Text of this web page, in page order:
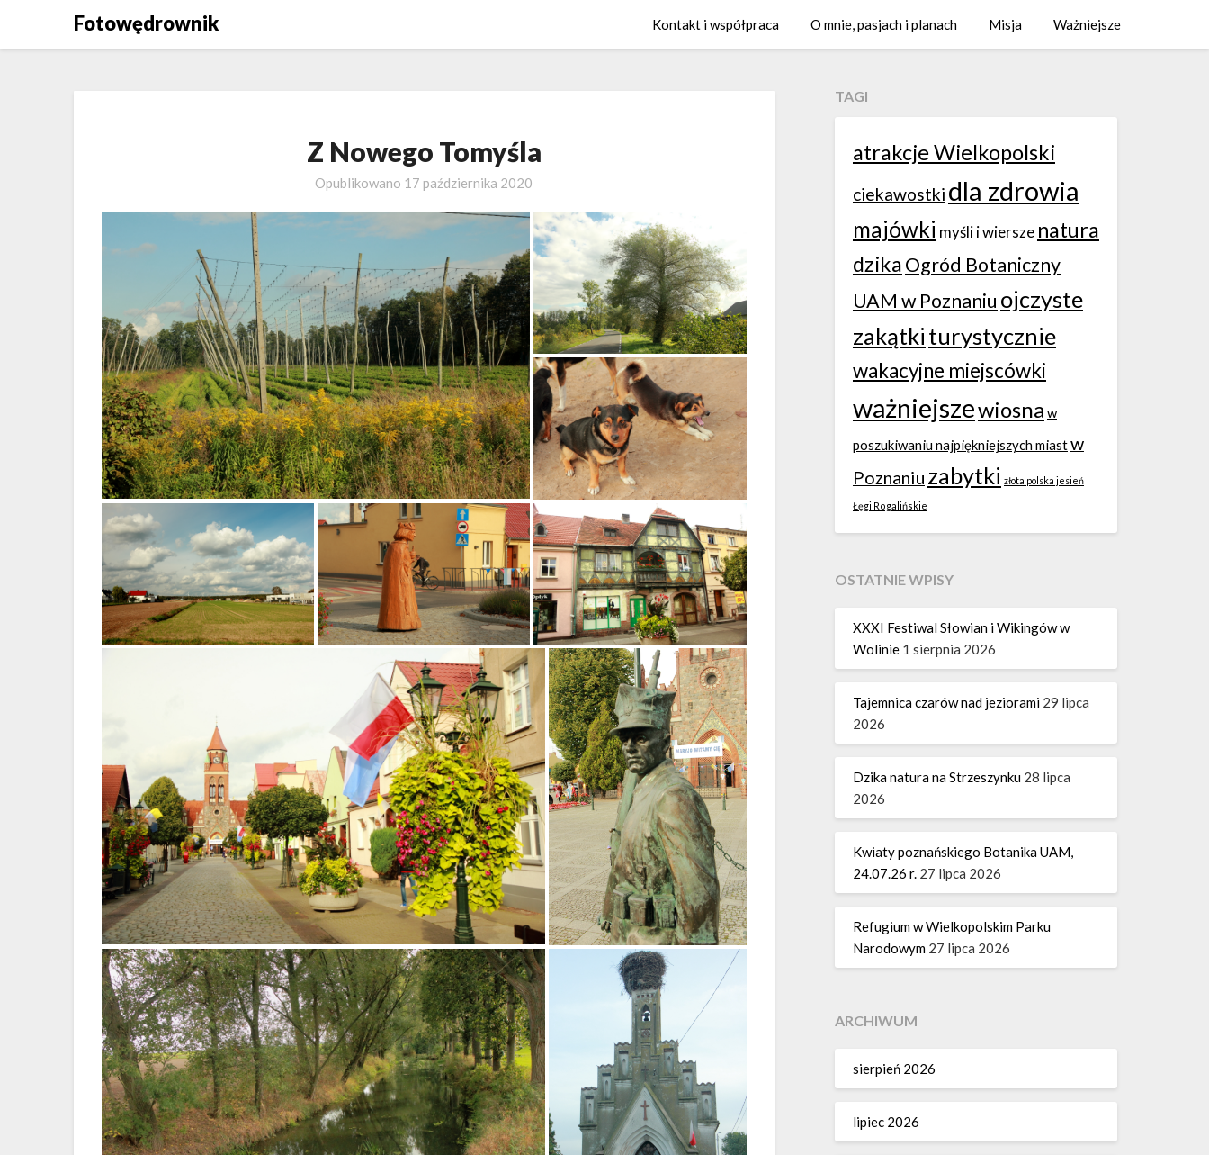
Fotowędrownik Kontakt i współpraca O mnie, pasjach i planach Misja Ważniejsze
Z Nowego Tomyśla
Opublikowano 17 października 2020
TAGI
atrakcje Wielkopolski
ciekawostki dla zdrowia
majówki myśli i wiersze natura
dzikaOgród Botaniczny
UAM w Poznaniu ojczyste
zakątki turystycznie
wakacyjne miejscówki
ważniejszewiosna w
poszukiwaniu najpiękniejszych miastw
Poznaniu zabytki złota polska jesień
Łęgi Rogalińskie
OSTATNIE WPISY
XXXI Festiwal Słowian i Wikingów w
Wolinie 1 sierpnia 2026
Tajemnica czarów nad jeziorami 29 lipca
2026
Dzika natura na Strzeszynku 28 lipca
2026
Kwiaty poznańskiego Botanika UAM,
24.07.26 r. 27 lipca 2026
Refugium w Wielkopolskim Parku
Narodowym 27 lipca 2026
ARCHIWUM
sierpień 2026
lipiec 2026